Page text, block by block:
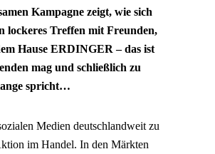
Kampagne zeigt, wie sich
lockeres Treffen mit Freunden,
Hause ERDINGER – das ist
mag und schließlich zu
spricht…
Medien deutschlandweit zu
im Handel. In den Märkten